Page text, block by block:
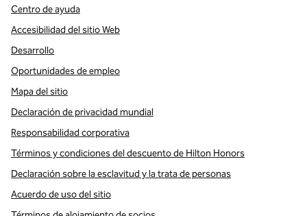
Centro de ayuda
Accesibilidad del sitio Web
Desarrollo
Oportunidades de empleo
Mapa del sitio
Declaración de privacidad mundial
Responsabilidad corporativa
Términos y condiciones del descuento de Hilton Honors
Declaración sobre la esclavitud y la trata de personas
Acuerdo de uso del sitio